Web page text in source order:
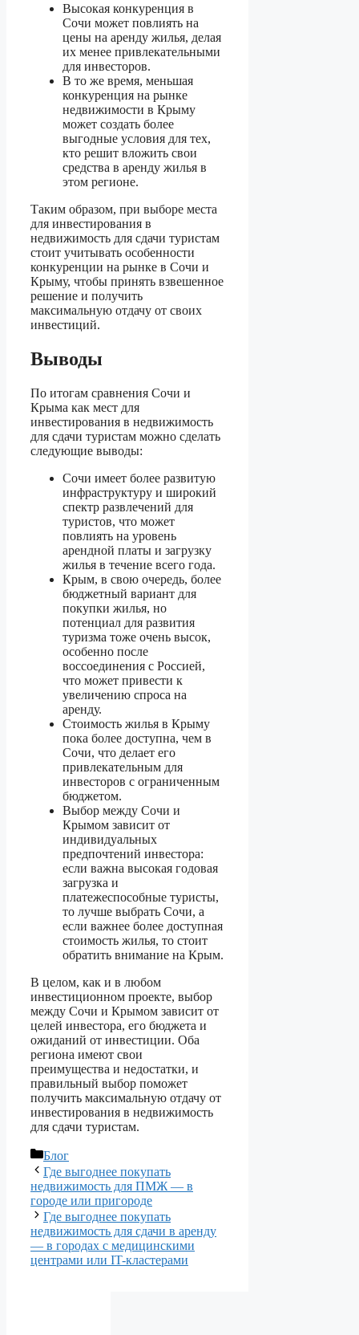
Высокая конкуренция в
Сочи может повлиять на
цены на аренду жилья, делая
их менее привлекательными
для инвесторов.
В то же время, меньшая
конкуренция на рынке
недвижимости в Крыму
может создать более
выгодные условия для тех,
кто решит вложить свои
средства в аренду жилья в
этом регионе.
Таким образом, при выборе места
для инвестирования в
недвижимость для сдачи туристам
стоит учитывать особенности
конкуренции на рынке в Сочи и
Крыму, чтобы принять взвешенное
решение и получить
максимальную отдачу от своих
инвестиций.
Выводы
По итогам сравнения Сочи и
Крыма как мест для
инвестирования в недвижимость
для сдачи туристам можно сделать
следующие выводы:
Сочи имеет более развитую
инфраструктуру и широкий
спектр развлечений для
туристов, что может
повлиять на уровень
арендной платы и загрузку
жилья в течение всего года.
Крым, в свою очередь, более
бюджетный вариант для
покупки жилья, но
потенциал для развития
туризма тоже очень высок,
особенно после
воссоединения с Россией,
что может привести к
увеличению спроса на
аренду.
Стоимость жилья в Крыму
пока более доступна, чем в
Сочи, что делает его
привлекательным для
инвесторов с ограниченным
бюджетом.
Выбор между Сочи и
Крымом зависит от
индивидуальных
предпочтений инвестора:
если важна высокая годовая
загрузка и
платежеспособные туристы,
то лучше выбрать Сочи, а
если важнее более доступная
стоимость жилья, то стоит
обратить внимание на Крым.
В целом, как и в любом
инвестиционном проекте, выбор
между Сочи и Крымом зависит от
целей инвестора, его бюджета и
ожиданий от инвестиции. Оба
региона имеют свои
преимущества и недостатки, и
правильный выбор поможет
получить максимальную отдачу от
инвестирования в недвижимость
для сдачи туристам.
Рубрики
Блог
Где выгоднее покупать
недвижимость для ПМЖ — в
городе или пригороде
Где выгоднее покупать
недвижимость для сдачи в аренду
— в городах с медицинскими
центрами или IT-кластерами